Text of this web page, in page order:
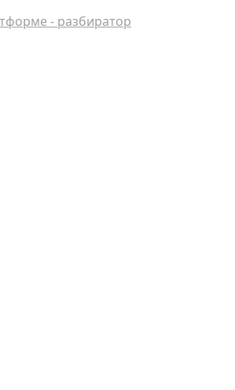
- разбиратор